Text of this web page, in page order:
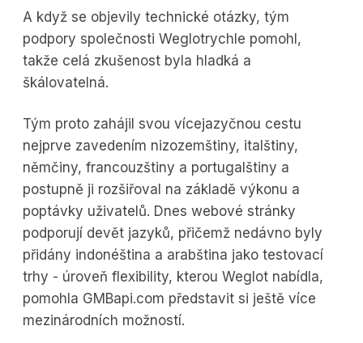
A když se objevily technické otázky, tým
podpory společnosti Weglotrychle pomohl,
takže celá zkušenost byla hladká a
škálovatelná.
Tým proto zahájil svou vícejazyčnou cestu
nejprve zavedením nizozemštiny, italštiny,
němčiny, francouzštiny a portugalštiny a
postupně ji rozšiřoval na základě výkonu a
poptávky uživatelů. Dnes webové stránky
podporují devět jazyků, přičemž nedávno byly
přidány indonéština a arabština jako testovací
trhy - úroveň flexibility, kterou Weglot nabídla,
pomohla GMBapi.com představit si ještě více
mezinárodních možností.